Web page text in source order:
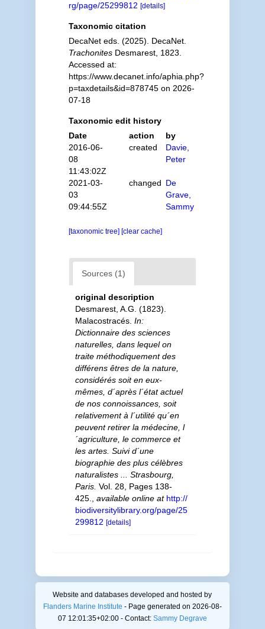
rg/page/25299812 [details]
Taxonomic citation
DecaNet eds. (2025). DecaNet.
TrachonitesDesmarest, 1823.
Accessed at:
https://www.decanet.info/aphia.php?
p=taxdetails&id=878745 on 2026-
07-18
Taxonomic edit history
Date
action
by
2016-06-
08
11:43:02Z
created
Davie,
Peter
2021-03-
03
09:44:55Z
changed De
Grave,
Sammy
[taxonomic tree] [clear cache]
Sources (1)
original description
Desmarest, A.G. (1823).
Malacostracés. In:
Dictionnaire des sciences
naturelles, dans lequel on
traite méthodiquement des
différens êtres de la nature,
considérés soit en eux-
mêmes, d´après l´état actuel
de nos connoissances, soit
relativement à l´utilité qu´en
peuvent retirer la médecine, l
´agriculture, le commerce et
les artes. Suivi d´une
biographie des plus célèbres
naturalistes ... Strasbourg,
Paris. Vol. 28, Pages 138-
425.
available online at http://
biodiversitylibrary.org/page/25
299812 [details]
Website and databases developed and hosted by
Flanders Marine Institute - Page generated on 2026-08-
07 12:01:35+02:00 - Contact: Sammy Degrave